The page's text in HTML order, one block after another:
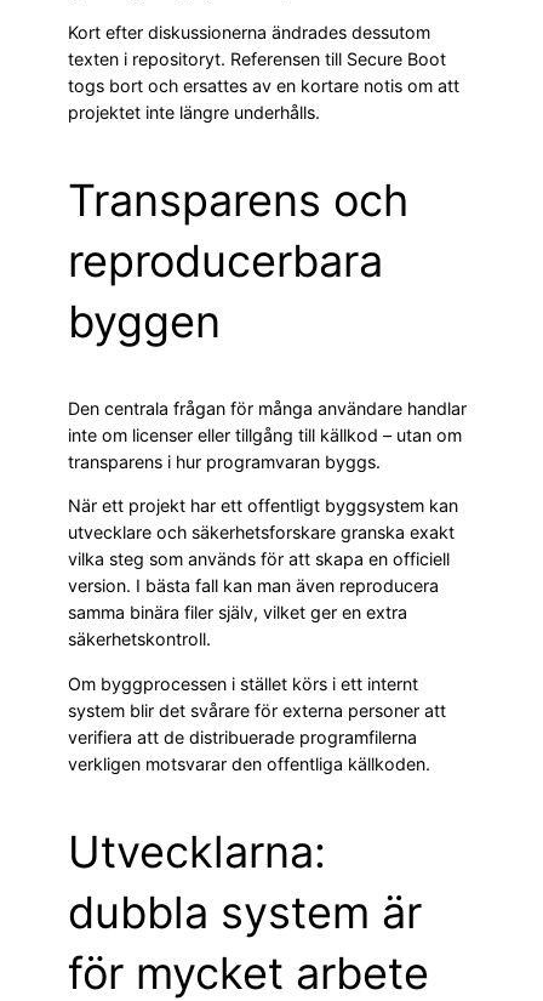
Kort efter diskussionerna ändrades dessutom
texten i repositoryt. Referensen till Secure Boot
togs bort och ersattes av en kortare notis om att
projektet inte längre underhålls.
Transparens och
reproducerbara
byggen
Den centrala frågan för många användare handlar
inte om licenser eller tillgång till källkod – utan om
transparens i hur programvaran byggs.
När ett projekt har ett offentligt byggsystem kan
utvecklare och säkerhetsforskare granska exakt
vilka steg som används för att skapa en officiell
version. I bästa fall kan man även reproducera
samma binära filer själv, vilket ger en extra
säkerhetskontroll.
Om byggprocessen i stället körs i ett internt
system blir det svårare för externa personer att
verifiera att de distribuerade programfilerna
verkligen motsvarar den offentliga källkoden.
Utvecklarna:
dubbla system är
för mycket arbete